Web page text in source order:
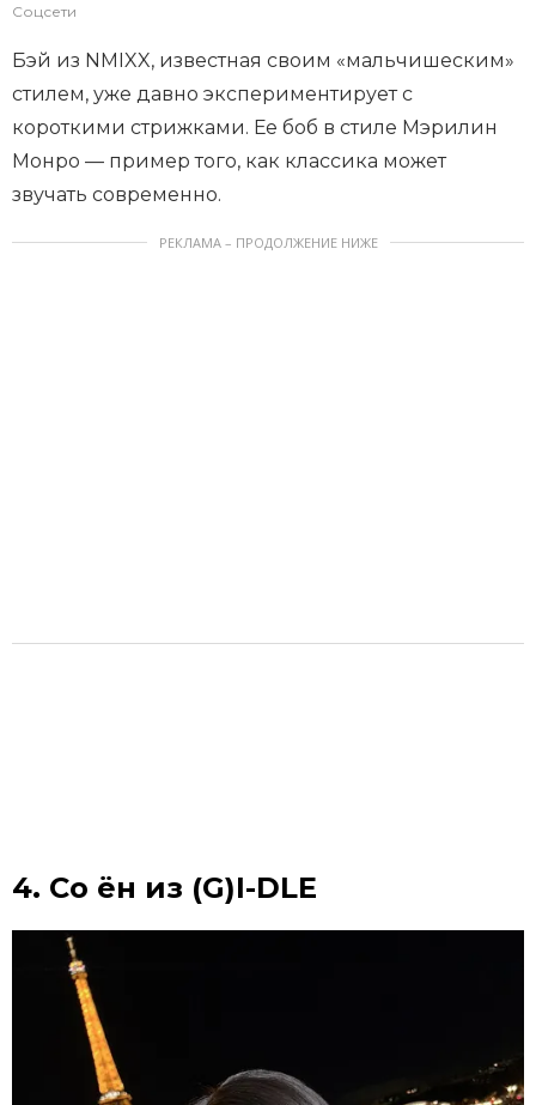
Соцсети
Бэй из NMIXX, известная своим «мальчишеским»
стилем, уже давно экспериментирует с
короткими стрижками. Ее боб в стиле Мэрилин
Монро — пример того, как классика может
звучать современно.
РЕКЛАМА – ПРОДОЛЖЕНИЕ НИЖЕ
4. Со ён из (G)I-DLE